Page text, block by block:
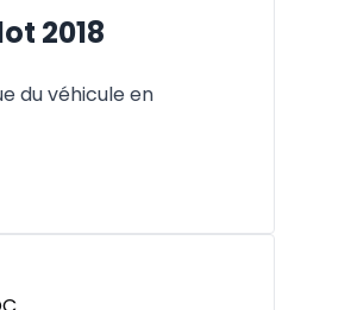
2018
du véhicule en